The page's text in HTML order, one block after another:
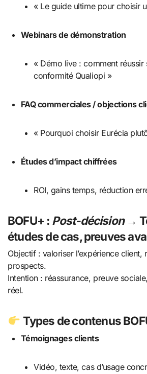
« Le guide ultime pour choisir
Webinars de démonstration
« Démo live : comment réussir
conformité Qualiopi »
FAQ commerciales / objections
« Pourquoi choisir Eurécia
Études d’impact chiffrées
ROI, gains temps, réduction
BOFU+: Post-décision→
études de cas, preuves
Objectif : valoriser l’expérience client,
prospects.
Intention : réassurance, preuve
réel.
Types de contenus
Témoignages clients
Vidéo, texte, cas d’usage